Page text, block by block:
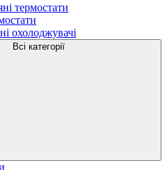
термостати
охолоджувачі
Всі категорії